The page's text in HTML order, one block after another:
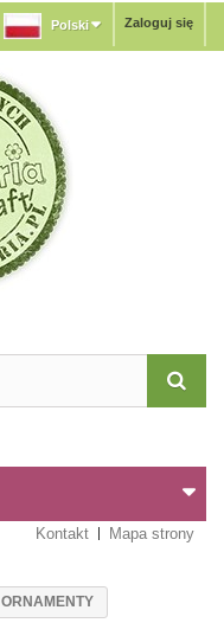
Zaloguj się
Polski
Kontakt Mapa strony
ORNAMENTY